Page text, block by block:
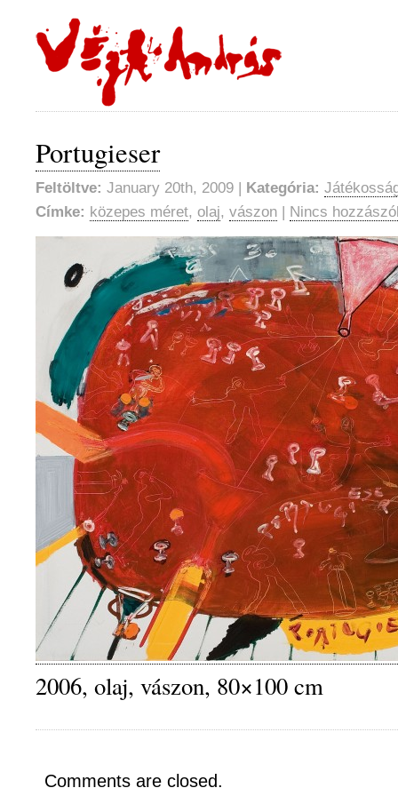
Portugieser
Feltöltve: January 20th, 2009 | Kategória:
Címke: közepes méret, olaj, vászon | Nincs
2006, olaj, vászon, 80×100 cm
Comments are closed.